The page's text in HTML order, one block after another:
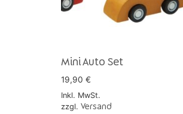
Mini Auto Set
19,90 €
Inkl. MwSt.
zzgl. Versand